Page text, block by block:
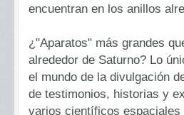
encuentran en los anillos
¿"Aparatos" más grandes
alrededor de Saturno? Lo
el mundo de la divulgación
de testimonios, historias y
varios científicos espaciales